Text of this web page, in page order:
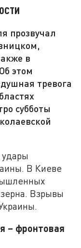
прозвучал
в
этом
тревога
субботы
удары
В Киеве
Взрывы
– фронтовая